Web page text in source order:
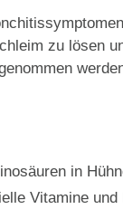
zu lösen
in
Vitamine